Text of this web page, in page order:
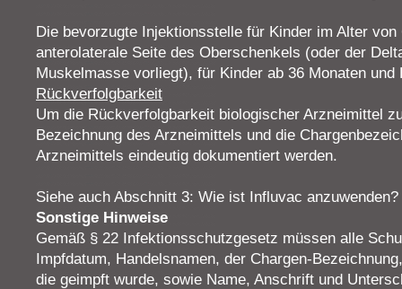
Die bevorzugte Injektionsstelle für Kinder im Alter
anterolaterale Seite des Oberschenkels (oder der
Muskelmasse vorliegt), für Kinder ab 36 Monaten
Rückverfolgbarkeit
Um die Rückverfolgbarkeit biologischer Arzneimittel
Bezeichnung des Arzneimittels und die
Arzneimittels eindeutig dokumentiert werden.
Siehe auch Abschnitt 3: Wie ist Influvac anzuwenden?
Sonstige Hinweise
Gemäß § 22 Infektionsschutzgesetz müssen alle
Impfdatum, Handelsnamen, der Chargen-
die geimpft wurde, sowie Name, Anschrift und